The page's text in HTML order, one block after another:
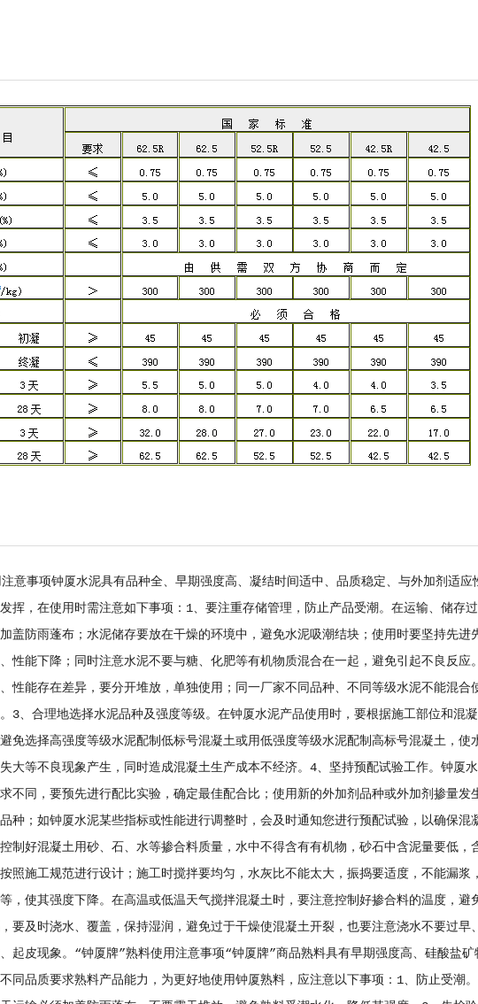
意事项钟厦水泥具有品种全、早期强度高、凝结时间适中、品质稳定、与外加剂适
挥，在使用时需注意如下事项：1、要注重存储管理，防止产品受潮。在运输、储存
盖防雨蓬布；水泥储存要放在干燥的环境中，避免水泥吸潮结块；使用时要坚持先进
性能下降；同时注意水泥不要与糖、化肥等有机物质混合在一起，避免引起不良反应
性能存在差异，要分开堆放，单独使用；同一厂家不同品种、不同等级水泥不能混
3、合理地选择水泥品种及强度等级。在钟厦水泥产品使用时，要根据施工部位和混
免选择高强度等级水泥配制低标号混凝土或用低强度等级水泥配制高标号混凝土，使
大等不良现象产生，同时造成混凝土生产成本不经济。4、坚持预配试验工作。钟厦
不同，要预先进行配比实验，确定最佳配合比；使用新的外加剂品种或外加剂掺量
种；如钟厦水泥某些指标或性能进行调整时，会及时通知您进行预配试验，以确保混
制好混凝土用砂、石、水等掺合料质量，水中不得含有有机物，砂石中含泥量要低
照施工规范进行设计；施工时搅拌要均匀，水灰比不能太大，振捣要适度，不能漏
，使其强度下降。在高温或低温天气搅拌混凝土时，要注意控制好掺合料的温度，
要及时浇水、覆盖，保持湿润，避免过于干燥使混凝土开裂，也要注意浇水不要过
起皮现象。“钟厦牌”熟料使用注意事项“钟厦牌”商品熟料具有早期强度高、硅酸盐
同品质要求熟料产品能力，为更好地使用钟厦熟料，应注意以下事项：1、防止受潮